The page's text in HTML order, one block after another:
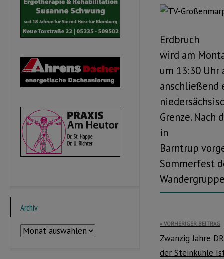
Erdbruch
wird am
um 13:30 Uhr
anschließend
Grenze. Nach
in
Barntrup
Sommerfest
VORHERIGER BEITRAG
Zwanzig Jahre
der Steinkuhle
Archiv
Archiv